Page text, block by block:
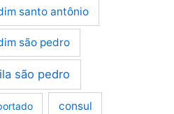
santo antônio
são pedro
são pedro
consul